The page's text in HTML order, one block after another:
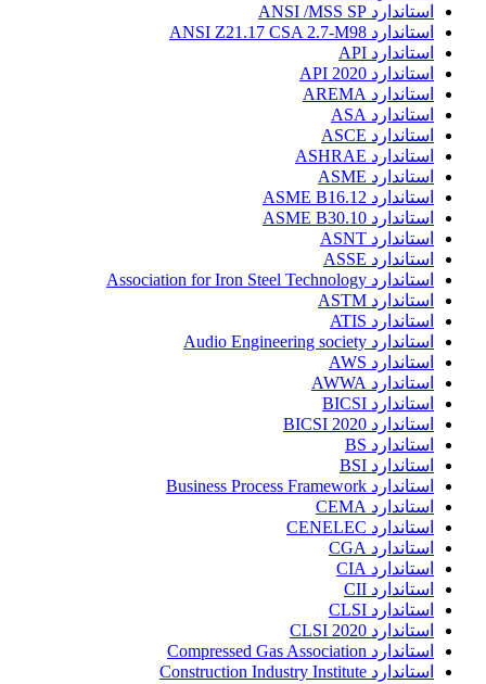
استاندارد ANSI /MSS SP
استاندارد ANSI Z21.17 CSA 2.7-M98
استاندارد API
استاندارد API 2020
استاندارد AREMA
استاندارد ASA
استاندارد ASCE
استاندارد ASHRAE
استاندارد ASME
استاندارد ASME B16.12
استاندارد ASME B30.10
استاندارد ASNT
استاندارد ASSE
استاندارد Association for Iron Steel Technology
استاندارد ASTM
استاندارد ATIS
استاندارد Audio Engineering society
استاندارد AWS
استاندارد AWWA
استاندارد BICSI
استاندارد BICSI 2020
استاندارد BS
استاندارد BSI
استاندارد Business Process Framework
استاندارد CEMA
استاندارد CENELEC
استاندارد CGA
استاندارد CIA
استاندارد CII
استاندارد CLSI
استاندارد CLSI 2020
استاندارد Compressed Gas Association
استاندارد Construction Industry Institute